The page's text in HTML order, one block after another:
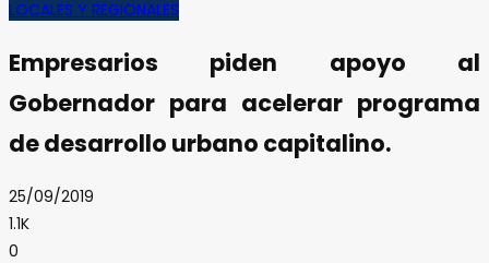
LOCALES Y REGIONALES
Empresarios piden apoyo al
Gobernador para acelerar programa
de desarrollo urbano capitalino.
25/09/2019
1.1K
0